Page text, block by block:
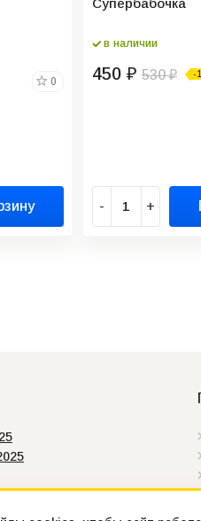
0
Супербабочка
в наличии
450₽ 530₽ -
- +